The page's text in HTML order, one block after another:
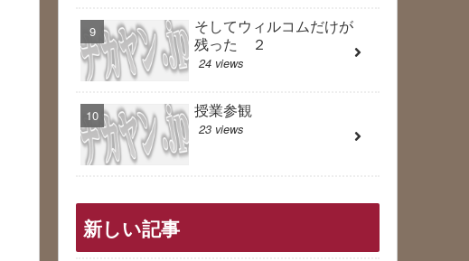
そしてウィルコムだけが
残った ２
24 views
授業参観
23 views
新しい記事